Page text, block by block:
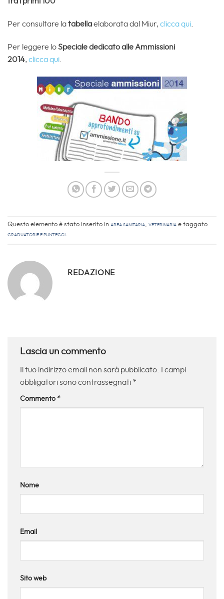
Per consultare latabellaelaborata dal Miur, clicca qui
Per leggere loSpeciale dedicato alle Ammissioni
2014, clicca qui
Questo elemento è stato inserito in Area sanitaria, Veterinaria e taggato
Graduatorie e Punteggi.
REDAZIONE
Lascia un commento
Il tuo indirizzo email non sarà pubblicato.
I campi
obbligatori sono contrassegnati *
Commento *
Nome
Email
Sito web